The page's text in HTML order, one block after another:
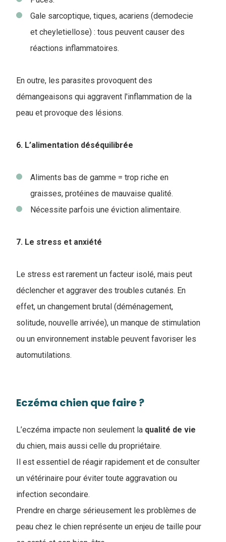
Gale sarcoptique, tiques, acariens (demodecie
et cheyletiellose) : tous peuvent causer des
réactions inflammatoires.
En outre, les parasites provoquent des
démangeaisons qui aggravent l'inflammation de la
peau et provoque des lésions.
6. L’alimentation déséquilibrée
Aliments bas de gamme = trop riche en
graisses, protéines de mauvaise qualité.
Nécessite parfois une éviction alimentaire.
7. Le stress et anxiété
Le stress est rarement un facteur isolé, mais peut
déclencher et aggraver des troubles cutanés. En
effet, un changement brutal (déménagement,
solitude, nouvelle arrivée), un manque de stimulation
ou un environnement instable peuvent favoriser les
automutilations.
Eczéma chien que faire ?
L’eczéma impacte non seulement la qualité de vie
du chien, mais aussi celle du propriétaire.
Il est essentiel de réagir rapidement et de consulter
un vétérinaire pour éviter toute aggravation ou
infection secondaire.
Prendre en charge sérieusement les problèmes de
peau chez le chien représente un enjeu de taille pour